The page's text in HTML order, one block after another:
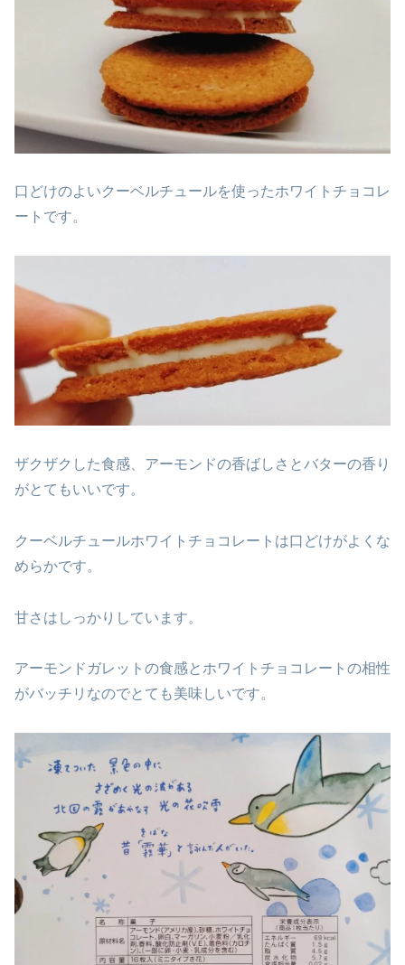
口どけのよいクーベルチュールを使ったホワイトチョコレ
ートです。
ザクザクした食感、アーモンドの香ばしさとバターの香り
がとてもいいです。
クーベルチュールホワイトチョコレートは口どけがよくな
めらかです。
甘さはしっかりしています。
アーモンドガレットの食感とホワイトチョコレートの相性
がバッチリなのでとても美味しいです。